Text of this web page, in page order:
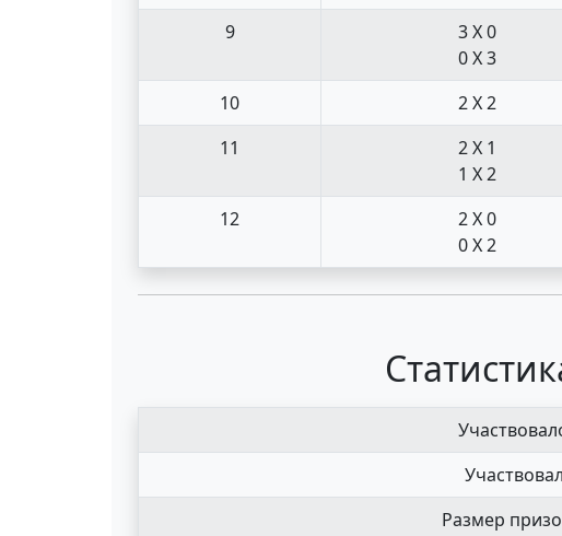
9
3 X 0
0 X 3
10 2 X 2
11
2 X 1
1 X 2
12
2 X 0
0 X 2
Размер